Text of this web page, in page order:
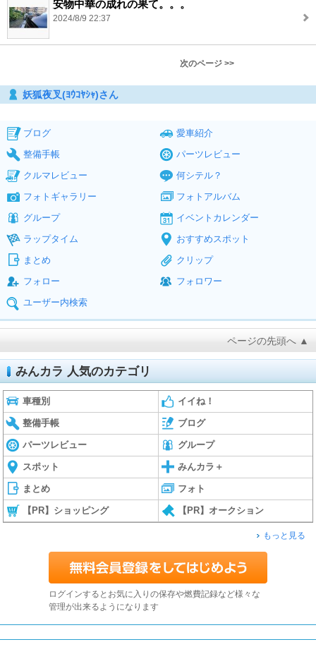
安物中華の成れの果て。。。
2024/8/9 22:37
次のページ >>
妖狐夜叉(ﾖｳｺﾔｼｬ)さん
ブログ
愛車紹介
整備手帳
パーツレビュー
クルマレビュー
何シテル？
フォトギャラリー
フォトアルバム
グループ
イベントカレンダー
ラップタイム
おすすめスポット
まとめ
クリップ
フォロー
フォロワー
ユーザー内検索
ページの先頭へ ▲
みんカラ 人気のカテゴリ
車種別 イイね！
整備手帳 ブログ
パーツレビュー グループ
スポット みんカラ＋
まとめ フォト
【PR】ショッピング 【PR】オークション
もっと見る
ログインするとお気に入りの保存や燃費記録など様々な
管理が出来るようになります